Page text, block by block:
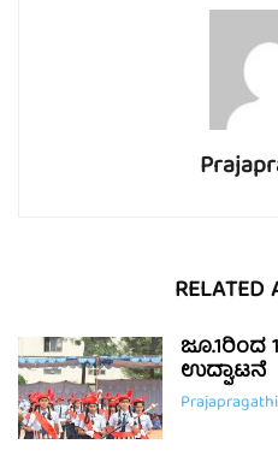
RELATED
ಜೂ.1ರಿಂದ
ಉದ್ಘಾಟನೆ
Prajapragathi